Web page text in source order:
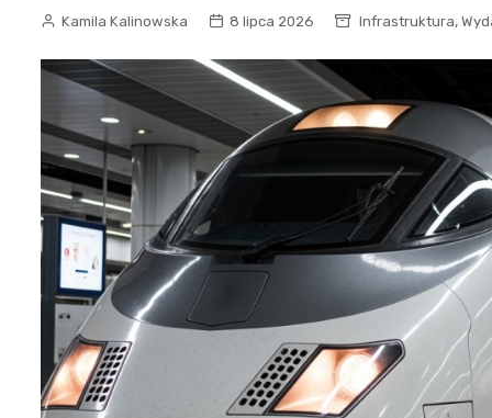
Kamila Kalinowska 8 lipca 2026 Infrastruktura,